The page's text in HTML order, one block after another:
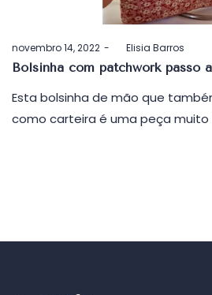
Postado
em
novembro 14, 2022 byElisia Barros
Bolsinha com patchwork passo
Esta bolsinha de mão que
como carteira é uma peça muito